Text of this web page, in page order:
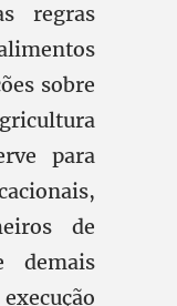
regras
sobre
para
de
demais